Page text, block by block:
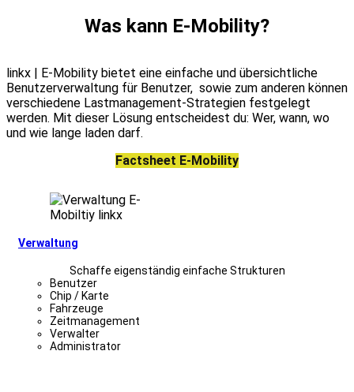
Was kann E-Mobility?
linkx | E-Mobility bietet eine einfache und übersichtliche
Benutzerverwaltung für Benutzer, sowie zum anderen können
verschiedene Lastmanagement-Strategien festgelegt
werden. Mit dieser Lösung entscheidest du: Wer, wann, wo
und wie lange laden darf.
Factsheet E-Mobility
Verwaltung
Schaffe eigenständig einfache Strukturen
Benutzer
Chip / Karte
Fahrzeuge
Zeitmanagement
Verwalter
Administrator